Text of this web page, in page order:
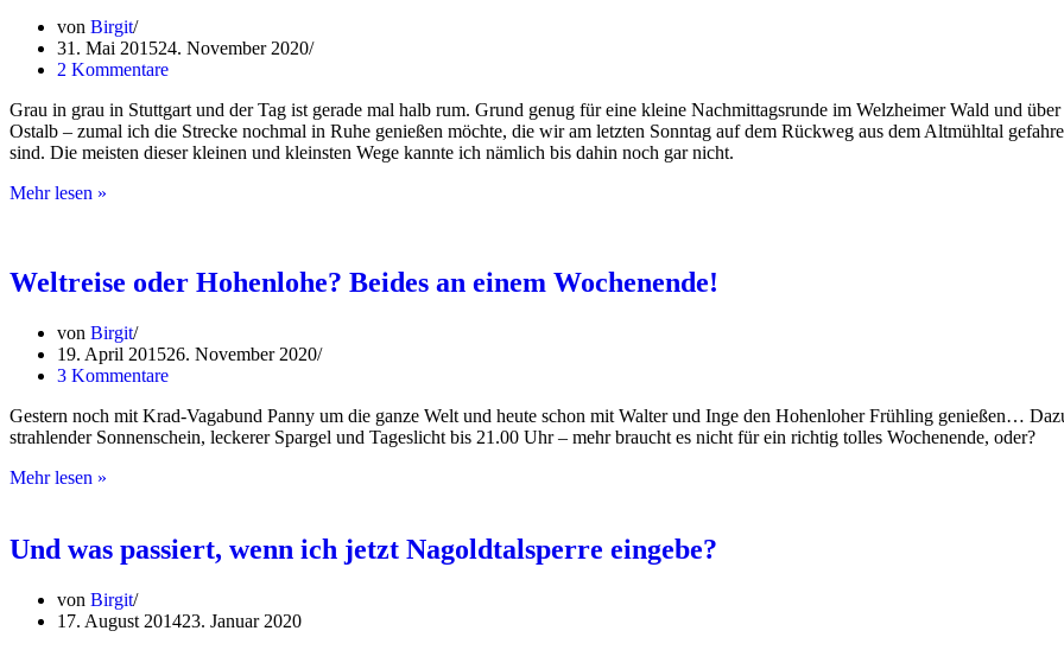
von Birgit
31. Mai 201524. November 2020
2 Kommentare
Grau in grau in Stuttgart und der Tag ist gerade mal halb rum. Grund genug für eine kleine Nachmittagsrunde im Welzheimer Wald und über
Ostalb – zumal ich die Strecke nochmal in Ruhe genießen möchte, die wir am letzten Sonntag auf dem Rückweg aus dem Altmühltal
sind. Die meisten dieser kleinen und kleinsten Wege kannte ich nämlich bis dahin noch gar nicht.
Mehr lesen »
–
unterwegs
der
Ostalb
Weltreise oder Hohenlohe? Beides an einem Wochenende!
von Birgit
19. April 201526. November 2020
3 Kommentare
Gestern noch mit Krad-Vagabund Panny um die ganze Welt und heute schon mit Walter und Inge den Hohenloher Frühling genießen…
strahlender Sonnenschein, leckerer Spargel und Tageslicht bis 21.00 Uhr – mehr braucht es nicht für ein richtig tolles Wochenende, oder?
Mehr lesen »
an
Wochenende!
Und was passiert, wenn ich jetzt Nagoldtalsperre eingebe?
von Birgit
17. August 201423. Januar 2020